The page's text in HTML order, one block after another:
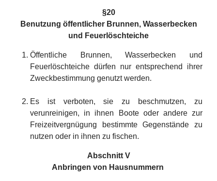
§20
Benutzung öffentlicher Brunnen, Wasserbecken
und Feuerlöschteiche
Öffentliche Brunnen, Wasserbecken und
Feuerlöschteiche dürfen nur entsprechend ihrer
Zweckbestimmung genutzt werden.
Es ist verboten, sie zu beschmutzen, zu
verunreinigen, in ihnen Boote oder andere zur
Freizeitvergnügung bestimmte Gegenstände zu
nutzen oder in ihnen zu fischen.
Abschnitt V
Anbringen von Hausnummern